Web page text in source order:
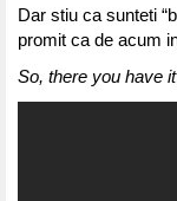
Dar stiu ca sunteti
promit ca de acum
So, there you have it